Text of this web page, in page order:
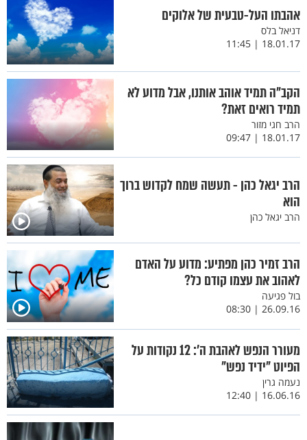
אהבתו העל-טבעית של אלוקים
דניאל בלס
18.01.17 | 11:45
הקב"ה תמיד אוהב אותנו, אבל מדוע לא
תמיד רואים זאת?
הרב חגי מזור
18.01.17 | 09:47
הרב יגאל כהן - תעשה שמח לקדוש ברוך
הוא
הרב יגאל כהן
הרב זמיר כהן מפתיע: מדוע על האדם
לאהוב את עצמו קודם כל?
בול פגיעה
26.09.16 | 08:30
מעורר הנפש לאהבת ה’: 12 נקודות על
הפיוט "ידיד נפש"
נעמה גרין
16.06.16 | 12:40